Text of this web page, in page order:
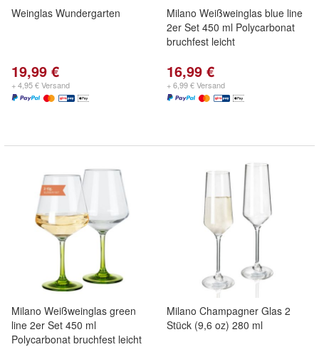
Weinglas Wundergarten
19,99 €
+ 4,95 € Versand
Milano Weißweinglas blue line
2er Set 450 ml Polycarbonat
bruchfest leicht
16,99 €
+ 6,99 € Versand
Milano Weißweinglas green
line 2er Set 450 ml
Polycarbonat bruchfest leicht
Milano Champagner Glas 2
Stück (9,6 oz) 280 ml